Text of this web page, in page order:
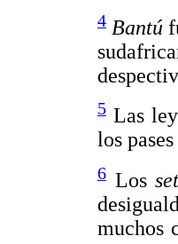
4 Bantú
5 Las
los
6 Los
muchos